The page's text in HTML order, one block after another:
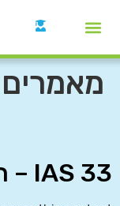
מאמרים
IAS 33 – רווח למניה